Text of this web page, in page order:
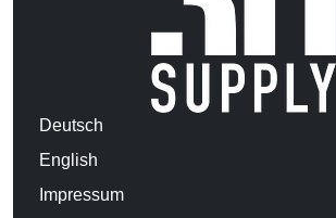
Deutsch
English
Impressum